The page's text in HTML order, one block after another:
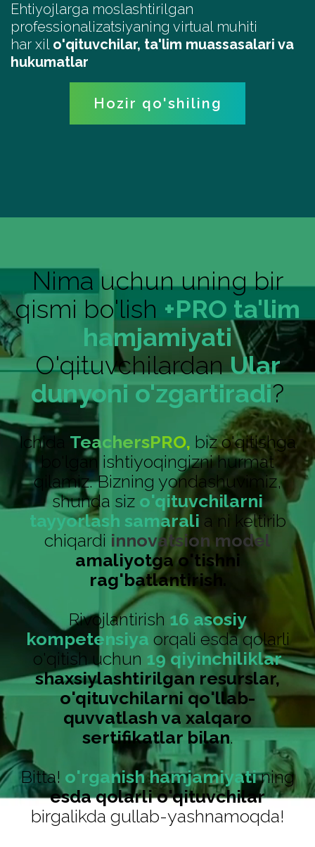
Ehtiyojlarga moslashtirilgan
professionalizatsiyaning virtual muhiti
har xil o'qituvchilar, ta'lim muassasalari va
hukumatlar
Hozir qo'shiling
Nima uchun uning bir
qismi bo'lish +PRO ta'lim
hamjamiyati
O'qituvchilardanUlar
dunyoni o'zgartiradi?
Ichida TeachersPRO, biz o'qitishga
bo'lgan ishtiyoqingizni hurmat
qilamiz. Bizning yondashuvimiz,
shunda siz o'qituvchilarni
tayyorlash samarali a ni keltirib
chiqardi innovatsion model
amaliyotga o'tishni
rag'batlantirish.
Rivojlantirish 16 asosiy
kompetensiya orqali esda qolarli
o'qitish uchun 19 qiyinchiliklar
shaxsiylashtirilgan resurslar,
o'qituvchilarni qo'llab-
quvvatlash va xalqaro
sertifikatlar bilan.
Bitta! o'rganish hamjamiyatining
esda qolarli o'qituvchilar
birgalikda gullab-yashnamoqda!